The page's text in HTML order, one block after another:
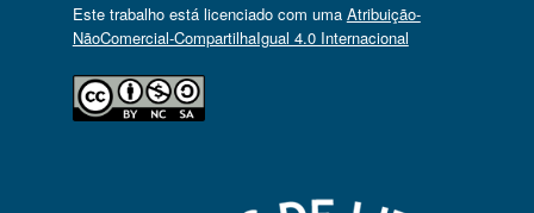
Este trabalho está licenciado com uma Atribuição-
NãoComercial-CompartilhaIgual 4.0 Internacional